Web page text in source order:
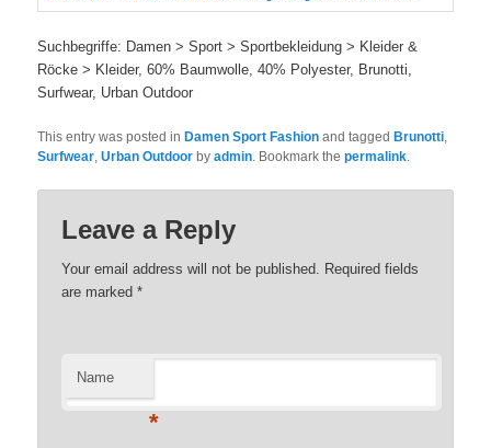
Suchbegriffe: Damen > Sport > Sportbekleidung > Kleider &
Röcke > Kleider, 60% Baumwolle, 40% Polyester, Brunotti,
Surfwear, Urban Outdoor
This entry was posted inDamen Sport Fashion and taggedBrunotti,
Surfwear,Urban Outdoor byadmin. Bookmark thepermalink.
Leave a Reply
Your email address will not be published. Required fields
are marked*
Name
*